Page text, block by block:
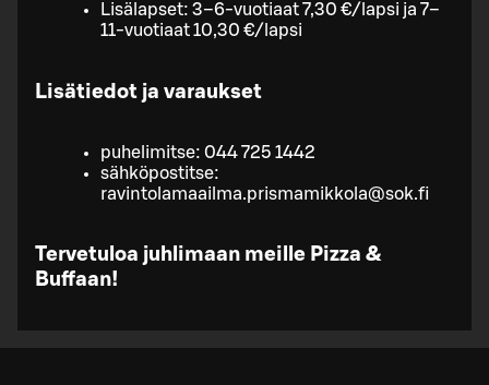
Lisälapset: 3–6-vuotiaat 7,30 €/lapsi ja 7–
11-vuotiaat 10,30 €/lapsi
Lisätiedot ja varaukset
puhelimitse: 044 725 1442
sähköpostitse:
ravintolamaailma.prismamikkola@sok.fi
Tervetuloa juhlimaan meille Pizza &
Buffaan!